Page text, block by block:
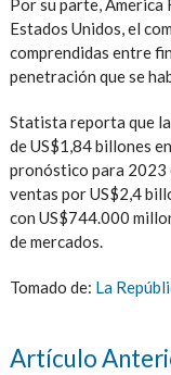
Por su parte, America
Estados Unidos, el
comprendidas entre
penetración que se
Statista reporta que
de US$1,84 billones
pronóstico para 2023
ventas por US$2,4
con US$744.000
de mercados.
Tomado de: La
Artículo